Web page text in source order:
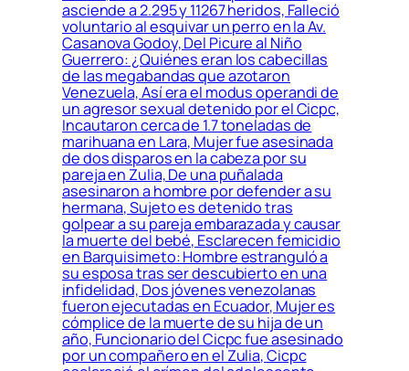
asciende a 2.295 y 11267 heridos, Falleció
voluntario al esquivar un perro en la Av.
Casanova Godoy, Del Picure al Niño
Guerrero: ¿Quiénes eran los cabecillas
de las megabandas que azotaron
Venezuela, Así era el modus operandi de
un agresor sexual detenido por el Cicpc,
Incautaron cerca de 1.7 toneladas de
marihuana en Lara, Mujer fue asesinada
de dos disparos en la cabeza por su
pareja en Zulia, De una puñalada
asesinaron a hombre por defender a su
hermana, Sujeto es detenido tras
golpear a su pareja embarazada y causar
la muerte del bebé, Esclarecen femicidio
en Barquisimeto: Hombre estranguló a
su esposa tras ser descubierto en una
infidelidad, Dos jóvenes venezolanas
fueron ejecutadas en Ecuador, Mujer es
cómplice de la muerte de su hija de un
año, Funcionario del Cicpc fue asesinado
por un compañero en el Zulia, Cicpc